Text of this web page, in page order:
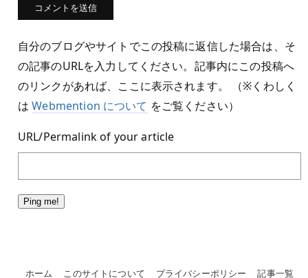
自分のブログやサイトでこの投稿に返信した場合は、そ
の記事のURLを入力してください。記事内にこの投稿へ
のリンクがあれば、ここに表示されます。 （※くわしく
はWebmention について をご覧ください）
URL/Permalink of your article
ホーム このサイトについて プライバシーポリシー 記事一覧